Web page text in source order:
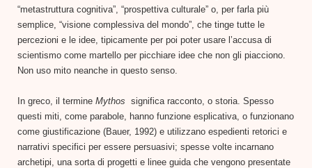
“metastruttura cognitiva”, “prospettiva culturale” o, per farla più
semplice, “visione complessiva del mondo”, che tinge tutte le
percezioni e le idee, tipicamente per poi poter usare l’accusa di
scientismo come martello per picchiare idee che non gli piacciono.
Non uso mito neanche in questo senso.
In greco, il termine Mythos significa racconto, o storia. Spesso
questi miti, come parabole, hanno funzione esplicativa, o funzionano
come giustificazione (Bauer, 1992) e utilizzano espedienti retorici e
narrativi specifici per essere persuasivi; spesse volte incarnano
archetipi, una sorta di progetti e linee guida che vengono presentate